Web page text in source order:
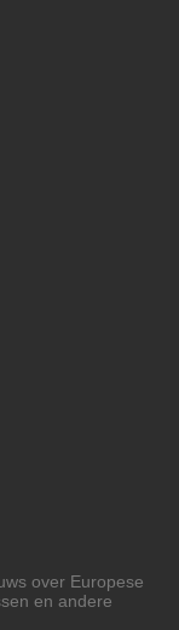
over Europese
en andere